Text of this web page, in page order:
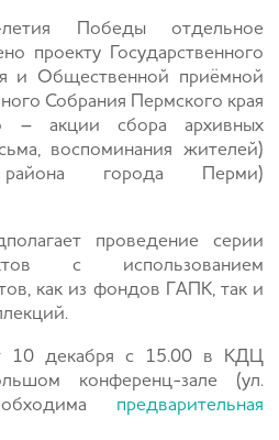
Победы отдельное
проекту Государственного
и Общественной приёмной
Собрания Пермского края
– акции сбора архивных
воспоминания жителей)
района города Перми)
проведение серии
с использованием
как из фондов ГАПК, так и
10 декабря с 15.00 в КДЦ
конференц-зале (ул.
предварительная